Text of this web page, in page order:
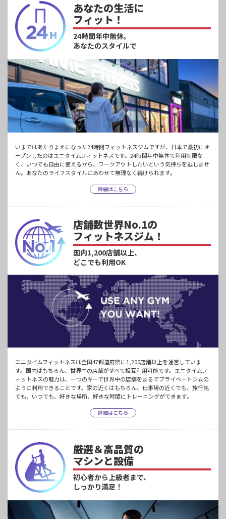
あなたの生活に
フィット！
24時間年中無休。
あなたのスタイルで
いまではあたりまえになった24時間フィットネスジムですが、日本で最初にオ
ープンしたのはエニタイムフィットネスです。24時間年中無休で利用制限な
く、いつでも自由に使えるから、ワークアウトしたいという気持ちを逃しませ
ん。あなたのライフスタイルにあわせて無理なく続けられます。
詳細はこちら
店舗数世界No.1の
フィットネスジム！
国内1,200店舗以上、
どこでも利用OK
エニタイムフィットネスは全国47都道府県に1,200店舗以上を運営していま
す。国内はもちろん、世界中の店舗がすべて相互利用可能です。エニタイムフ
ィットネスの魅力は、一つのキーで世界中の店舗をまるでプライベートジムの
ように利用できることです。家の近くはもちろん、仕事場の近くでも、旅行先
でも、いつでも、好きな場所、好きな時間にトレーニングができます。
詳細はこちら
厳選＆高品質の
マシンと設備
初心者から上級者まで、
しっかり満足！